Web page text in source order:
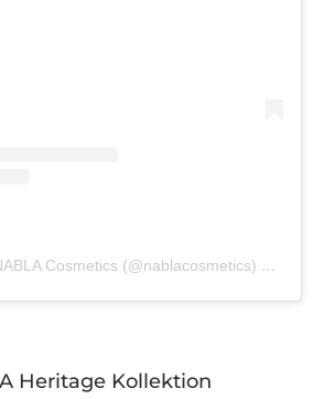
Cosmetics (@nablacosmetics)
Heritage Kollektion